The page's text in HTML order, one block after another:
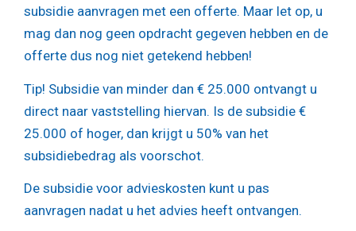
subsidie aanvragen met een offerte. Maar let op, u
mag dan nog geen opdracht gegeven hebben en de
offerte dus nog niet getekend hebben!
Tip! Subsidie van minder dan € 25.000 ontvangt u
direct naar vaststelling hiervan. Is de subsidie €
25.000 of hoger, dan krijgt u 50% van het
subsidiebedrag als voorschot.
De subsidie voor advieskosten kunt u pas
aanvragen nadat u het advies heeft ontvangen.